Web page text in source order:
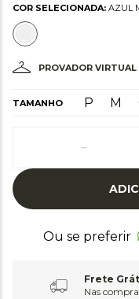
COR SELECIONADA: AZUL
PROVADOR VIRTUAL
TAMANHO M
P
－
Ou se preferir
Frete
Nas